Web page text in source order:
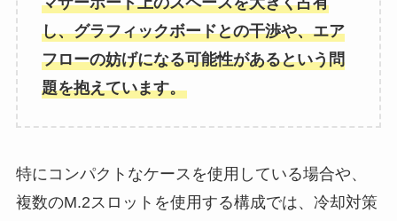
し、グラフィックボードとの干渉や、エア
フローの妨げになる可能性があるという問
題を抱えています。
特にコンパクトなケースを使用している場合や、
複数のM.2スロットを使用する構成では、冷却対策